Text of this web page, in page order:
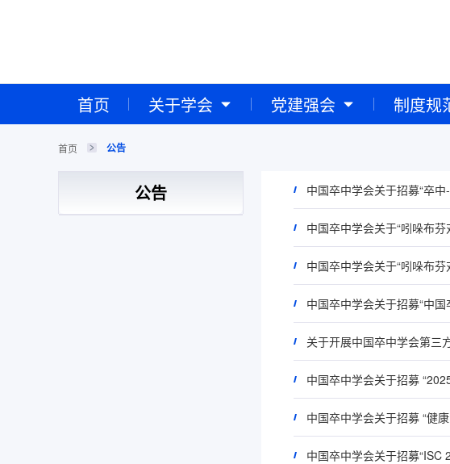
首页 关于学会 党建强会 制度规
首页 公告
公告 中国卒中学会关于招募“卒
关于开展中国卒中学会第三
中国卒中学会关于招募
中国卒中学会关于招募